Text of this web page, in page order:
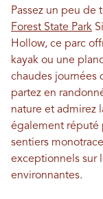
Passez un peu de
Forest State Park
Hollow, ce parc
kayak ou une
chaudes journées
partez en
nature et admirez
également réputé
sentiers
exceptionnels sur
environnantes.